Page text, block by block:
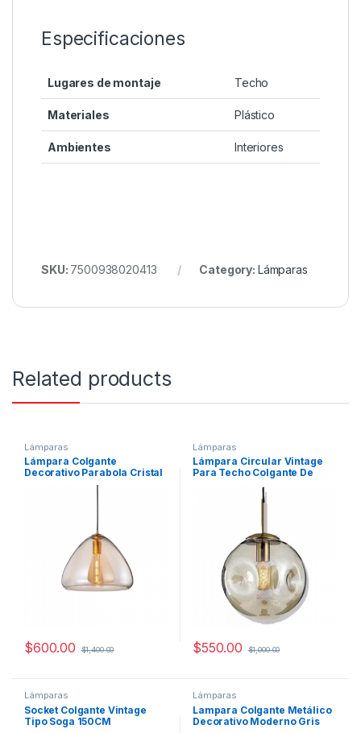
Especificaciones
Lugares de montaje Techo
Materiales Plástico
Ambientes Interiores
SKU: 7500938020413 Category: Lámparas
Related products
Lámparas
Lámpara Colgante
Decorativo Parabola Cristal
Dorado Vintage
$600.00 $1,400.00
Lámparas
Lámpara Circular Vintage
Para Techo Colgante De
$550.00 $1,000.00
Lámparas
Socket Colgante Vintage
Tipo Soga 150CM
Lámparas
Lampara Colgante Metálico
Decorativo Moderno Gris